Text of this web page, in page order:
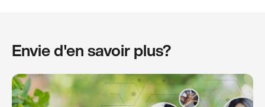
Envie d'en savoir plus?